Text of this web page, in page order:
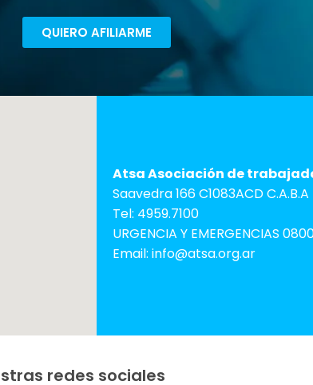
QUIERO AFILIARME
Atsa Asociación de
Saavedra 166 C1083ACD C.A.B.A
Tel: 4959.7100
URGENCIA Y EMERGENCIAS
Email: info@atsa.org.ar
redes sociales